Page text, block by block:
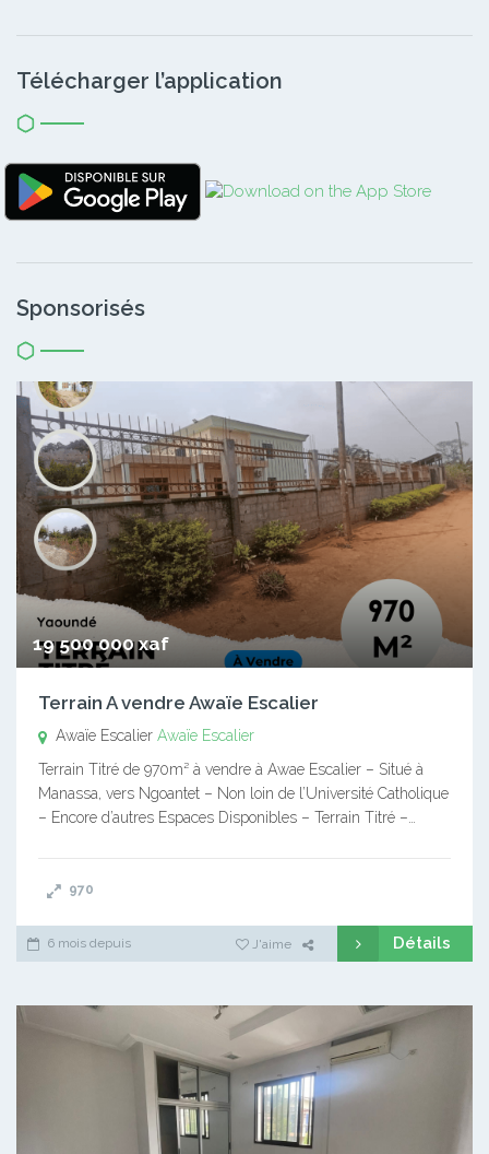
Télécharger l’application
Sponsorisés
19 500 000 xaf
Terrain A vendre Awaïe Escalier
Awaïe Escalier Awaïe Escalier
Terrain Titré de 970m² à vendre à Awae Escalier – Situé à
Manassa, vers Ngoantet – Non loin de l’Université Catholique
– Encore d’autres Espaces Disponibles – Terrain Titré –…
970
6 mois depuis J'aime Détails